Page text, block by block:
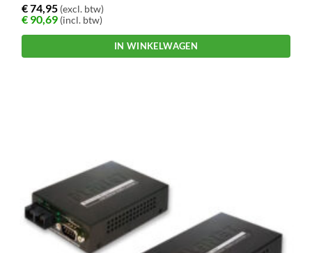
€74,95 (excl. btw)
€ 90,69 (incl. btw)
IN WINKELWAGEN